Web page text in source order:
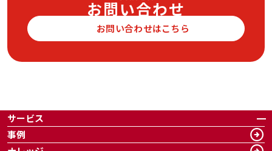
お問い合わせ
お問い合わせはこちら
サービス
事例